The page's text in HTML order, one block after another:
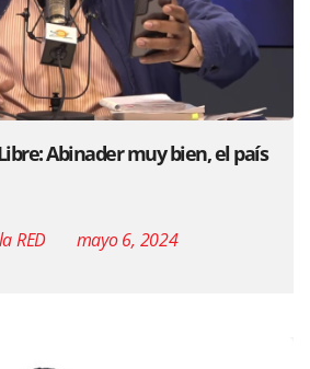
Abinader muy bien, el país
RED mayo 6, 2024